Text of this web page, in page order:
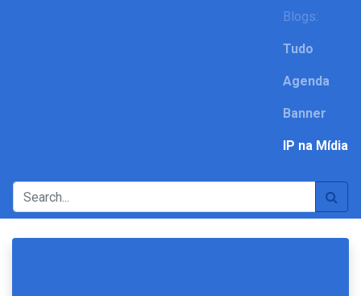
Blogs:
Tudo
Agenda
Banner
IP na Mídia